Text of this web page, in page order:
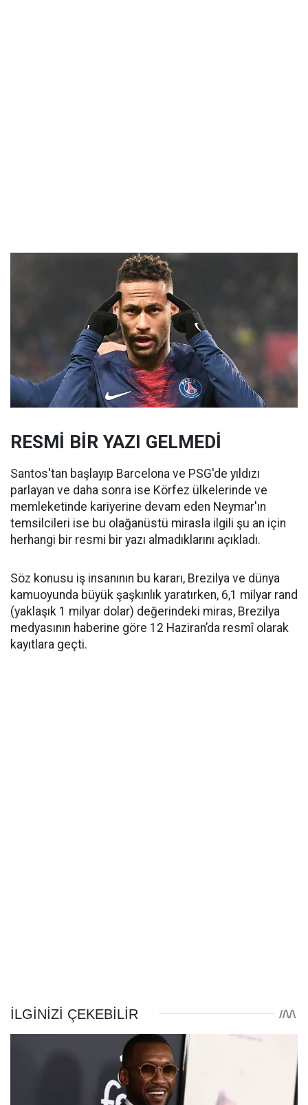
RESMİ BİR YAZI GELMEDİ
Santos'tan başlayıp Barcelona ve PSG'de yıldızı
parlayan ve daha sonra ise Körfez ülkelerinde ve
memleketinde kariyerine devam eden Neymar'ın
temsilcileri ise bu olağanüstü mirasla ilgili şu an için
herhangi bir resmi bir yazı almadıklarını açıkladı.
Söz konusu iş insanının bu kararı, Brezilya ve dünya
kamuoyunda büyük şaşkınlık yaratırken, 6,1 milyar rand
(yaklaşık 1 milyar dolar) değerindeki miras, Brezilya
medyasının haberine göre 12 Haziran’da resmî olarak
kayıtlara geçti.